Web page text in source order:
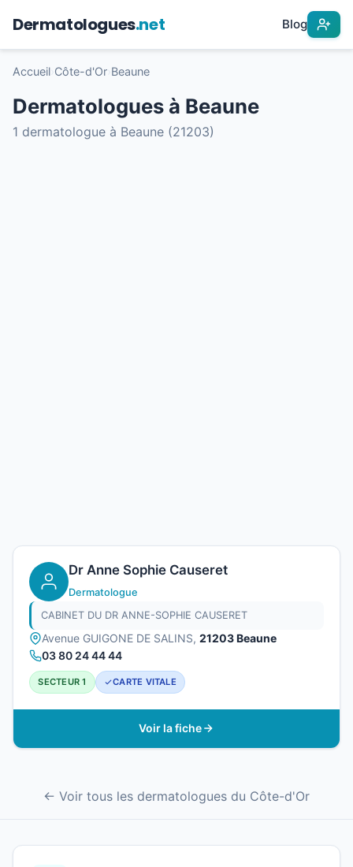
Dermatologues.net Blog
Accueil Côte-d'Or Beaune
Dermatologues à Beaune
1 dermatologue à Beaune (21203)
Dr Anne Sophie Causeret
Dermatologue
CABINET DU DR ANNE-SOPHIE CAUSERET
Avenue GUIGONE DE SALINS, 21203 Beaune
03 80 24 44 44
SECTEUR 1 CARTE VITALE
Voir la fiche
← Voir tous les dermatologues du Côte-d'Or